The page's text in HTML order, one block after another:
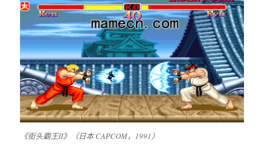
《街头霸王II》（日本 CAPCOM，1991）